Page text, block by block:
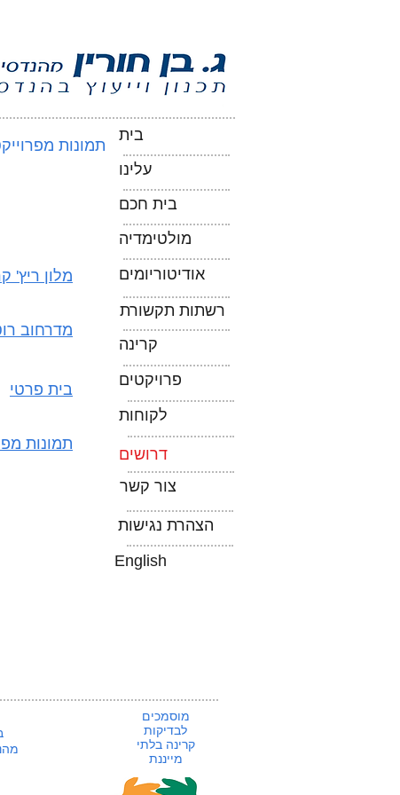
תמונות
מלון ריץ'
מדרחוב
בית פרטי
תמונות
בית
עלינו
בית חכם
מולטימדיה
אודיטוריומים
פרויקטים
צור קשר
English
רשתות תקשורת
קרינה
לקוחות
דרושים
הצהרת נגישות
מוסמכים
לבדיקות
קרינה בלתי
מייננת